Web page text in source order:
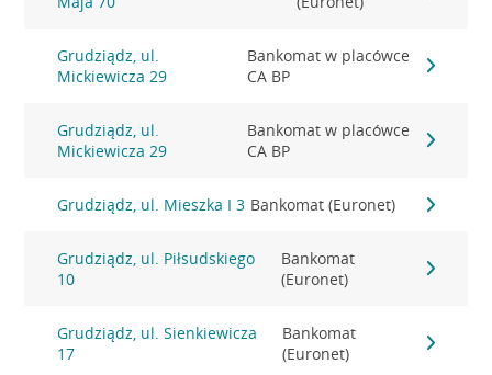
Grudziądz, ul.
Mickiewicza 29
Bankomat w placówce
CA BP
Grudziądz, ul.
Mickiewicza 29
Bankomat w placówce
CA BP
Grudziądz, ul. Mieszka I 3 Bankomat (Euronet)
Grudziądz, ul. Piłsudskiego
10
Bankomat
(Euronet)
Grudziądz, ul. Sienkiewicza
17
Bankomat
(Euronet)